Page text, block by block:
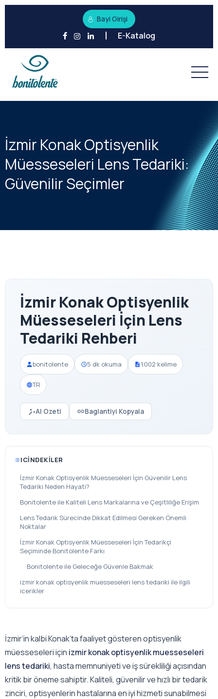
Bayi Girişi
E-Katalog
İzmir Konak Optisyenlik
Müesseseleri Lens Tedariki:
Güvenilir Seçimler
İzmir Konak Optisyenlik
Müesseseleri İçin Lens
Tedariki Rehberi
bonitolente 5 dk okuma 1.002 kelime
TR
AI Ozeti Baglantiyi Kopyala
ICINDEKILER
İzmir Konak Optisyenlik Müesseseleri İçin Güvenilir Lens
Tedariki Neden Hayati?
Bonitolente ile Kaliteli Lens Markalarına ve Çeşitliliğe Erişim
Lens Tedarik Sürecinde Dikkat Edilmesi Gereken Önemli
Noktalar
İzmir Konak Optisyenlik Müesseseleri İçin Tedarikçi
Seçiminde Bonitolente Farkı
Bonitolente ile Geleceğe Güvenle Bakmak
izmir konak optisyenlik muesseseleri lens tedariki ile ilgili
icerikler
İzmir’in kalbi Konak’ta faaliyet gösteren optisyenlik
müesseseleri için izmir konak optisyenlik muesseseleri
lens tedariki, hasta memnuniyeti ve iş sürekliliği açısından
kritik bir öneme sahiptir. Kaliteli, güvenilir ve hızlı bir tedarik
zinciri, optisyenlerin hastalarına en iyi hizmeti sunabilmesi